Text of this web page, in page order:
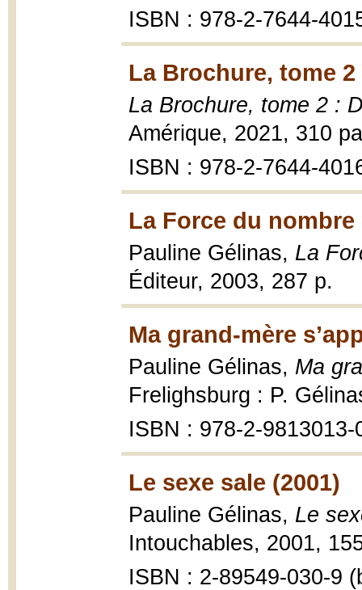
ISBN : 978-2-7644-
La Brochure, tome
La Brochure, tome 2 :
Amérique, 2021, 310
ISBN : 978-2-7644-
La Force du nombre
Pauline Gélinas, La
Éditeur, 2003, 287 p.
Ma grand-mère
Pauline Gélinas, Ma
Frelighsburg : P.
ISBN : 978-2-9813013-
Le sexe sale (2001)
Pauline Gélinas, Le
Intouchables, 2001,
ISBN : 2-89549-030-9